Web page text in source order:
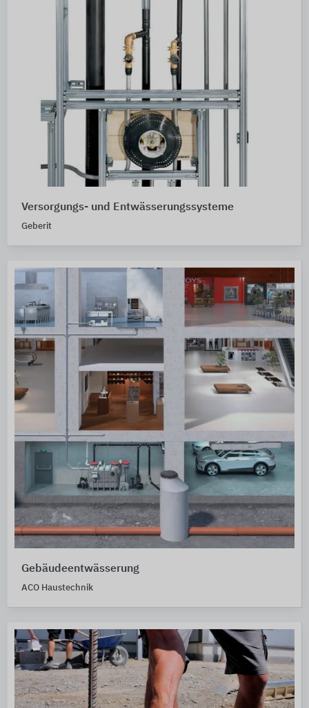
Versorgungs- und Entwässerungssysteme
Geberit
Gebäudeentwässerung
ACO Haustechnik